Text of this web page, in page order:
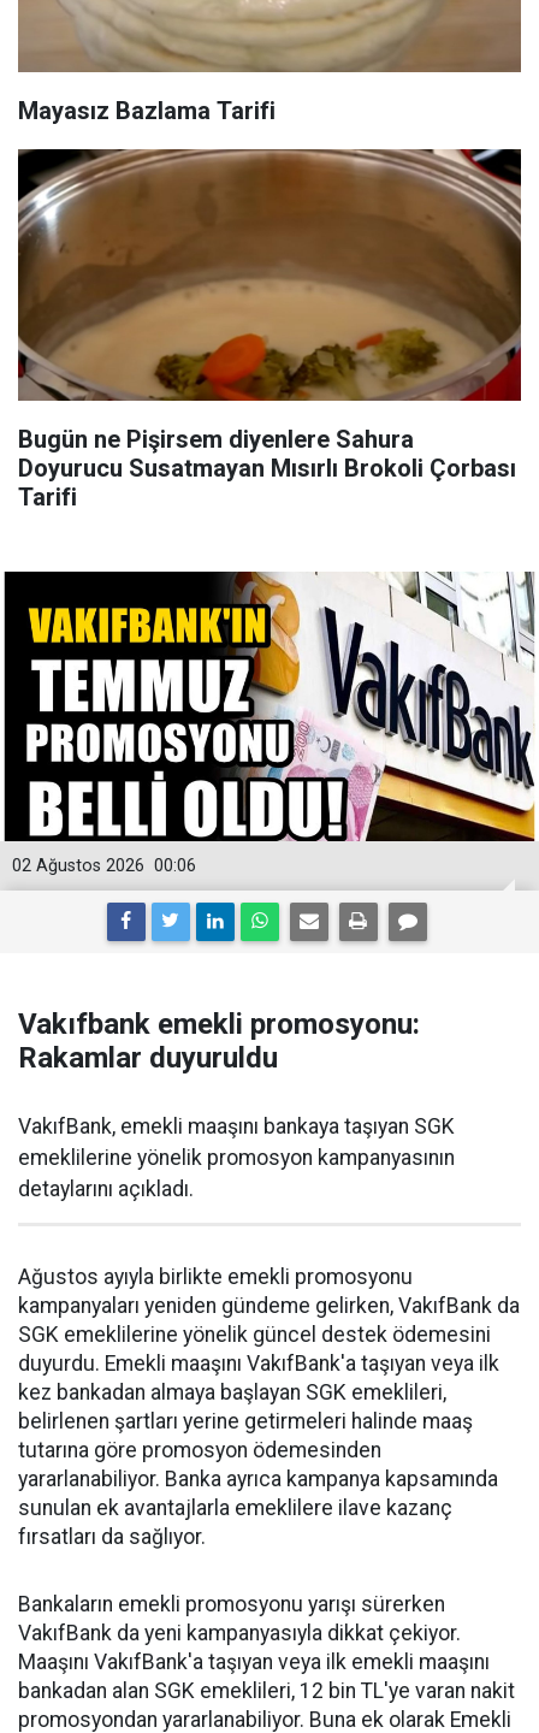
Mayasız Bazlama Tarifi
Bugün ne Pişirsem diyenlere Sahura
Doyurucu Susatmayan Mısırlı Brokoli Çorbası
Tarifi
00:06
02 Ağustos 2026
Vakıfbank emekli promosyonu:
Rakamlar duyuruldu
VakıfBank, emekli maaşını bankaya taşıyan SGK
emeklilerine yönelik promosyon kampanyasının
detaylarını açıkladı.
Ağustos ayıyla birlikte emekli promosyonu
kampanyaları yeniden gündeme gelirken, VakıfBank da
SGK emeklilerine yönelik güncel destek ödemesini
duyurdu. Emekli maaşını VakıfBank'a taşıyan veya ilk
kez bankadan almaya başlayan SGK emeklileri,
belirlenen şartları yerine getirmeleri halinde maaş
tutarına göre promosyon ödemesinden
yararlanabiliyor. Banka ayrıca kampanya kapsamında
sunulan ek avantajlarla emeklilere ilave kazanç
fırsatları da sağlıyor.
Bankaların emekli promosyonu yarışı sürerken
VakıfBank da yeni kampanyasıyla dikkat çekiyor.
Maaşını VakıfBank'a taşıyan veya ilk emekli maaşını
bankadan alan SGK emeklileri, 12 bin TL'ye varan nakit
promosyondan yararlanabiliyor. Buna ek olarak Emekli